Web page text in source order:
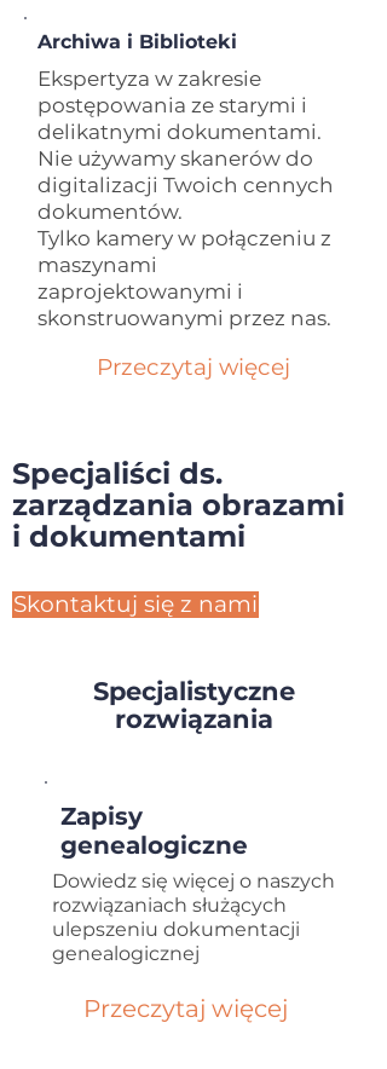
Archiwa i Biblioteki
Ekspertyza w zakresie
postępowania ze starymi i
delikatnymi dokumentami.
Nie używamy skanerów do
digitalizacji Twoich cennych
dokumentów.
Tylko kamery w połączeniu z
maszynami
zaprojektowanymi i
skonstruowanymi przez nas.
Przeczytaj więcej
Specjaliści ds.
zarządzania obrazami
i dokumentami
Skontaktuj się z nami
Specjalistyczne
rozwiązania
Zapisy
genealogiczne
Dowiedz się więcej o naszych
rozwiązaniach służących
ulepszeniu dokumentacji
genealogicznej
Przeczytaj więcej